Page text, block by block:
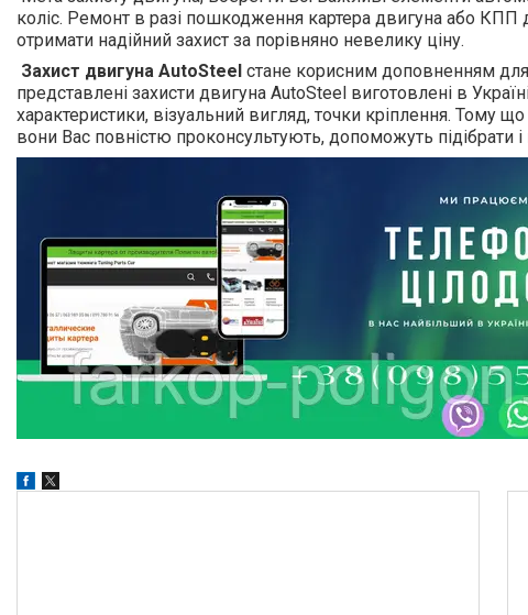
коліс. Ремонт в разі пошкодження картера двигуна або КПП
отримати надійний захист за порівняно невелику ціну.
Захист двигуна AutoSteel стане корисним доповненням для
представлені захисти двигуна AutoSteel виготовлені в
характеристики, візуальний вигляд, точки кріплення.
вони Вас повністю проконсультують, допоможуть підібрати і